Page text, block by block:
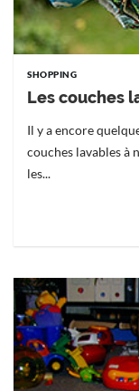
SHOPPING
Les couches
Il y a encore
couches lavables à
les...